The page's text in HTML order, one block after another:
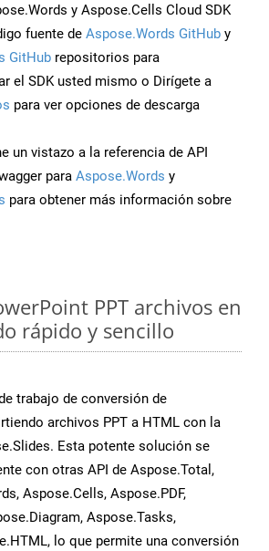
y Aspose.Cells Cloud SDK
fuente de Aspose.Words GitHub y
GitHub repositorios para
el SDK usted mismo o Dirígete a
para ver opciones de descarga
un vistazo a la referencia de API
para Aspose.Words y
para obtener más información sobre
PPT archivos en
rápido y sencillo
trabajo de conversión de
archivos PPT a HTML con la
Esta potente solución se
con otras API de Aspose.Total,
Aspose.Cells, Aspose.PDF,
Aspose.Tasks,
lo que permite una conversión